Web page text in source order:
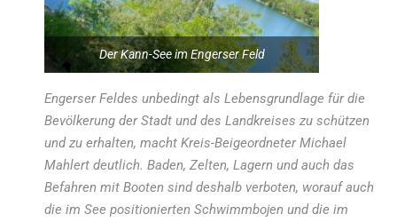
Der Kann-See im Engerser Feld
Engerser Feldes unbedingt als Lebensgrundlage für die
Bevölkerung der Stadt und des Landkreises zu schützen
und zu erhalten, macht Kreis-Beigeordneter Michael
Mahlert deutlich. Baden, Zelten, Lagern und auch das
Befahren mit Booten sind deshalb verboten, worauf auch
die im See positionierten Schwimmbojen und die im